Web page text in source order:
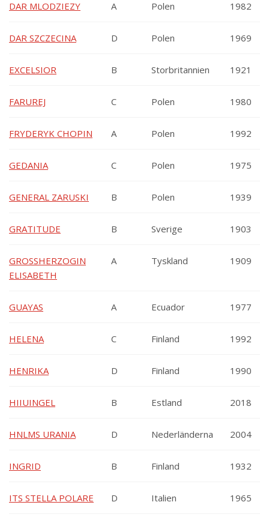
DAR MLODZIEZY A Polen 1982
DAR SZCZECINA D Polen 1969
EXCELSIOR B Storbritannien 1921
FARUREJ C Polen 1980
FRYDERYK CHOPIN A Polen 1992
GEDANIA C Polen 1975
GENERAL ZARUSKI B Polen 1939
GRATITUDE B Sverige 1903
GROSSHERZOGIN
ELISABETH
A Tyskland 1909
GUAYAS A Ecuador 1977
HELENA C Finland 1992
HENRIKA D Finland 1990
HIIUINGEL B Estland 2018
HNLMS URANIA D Nederländerna 2004
INGRID B Finland 1932
ITS STELLA POLARE D Italien 1965